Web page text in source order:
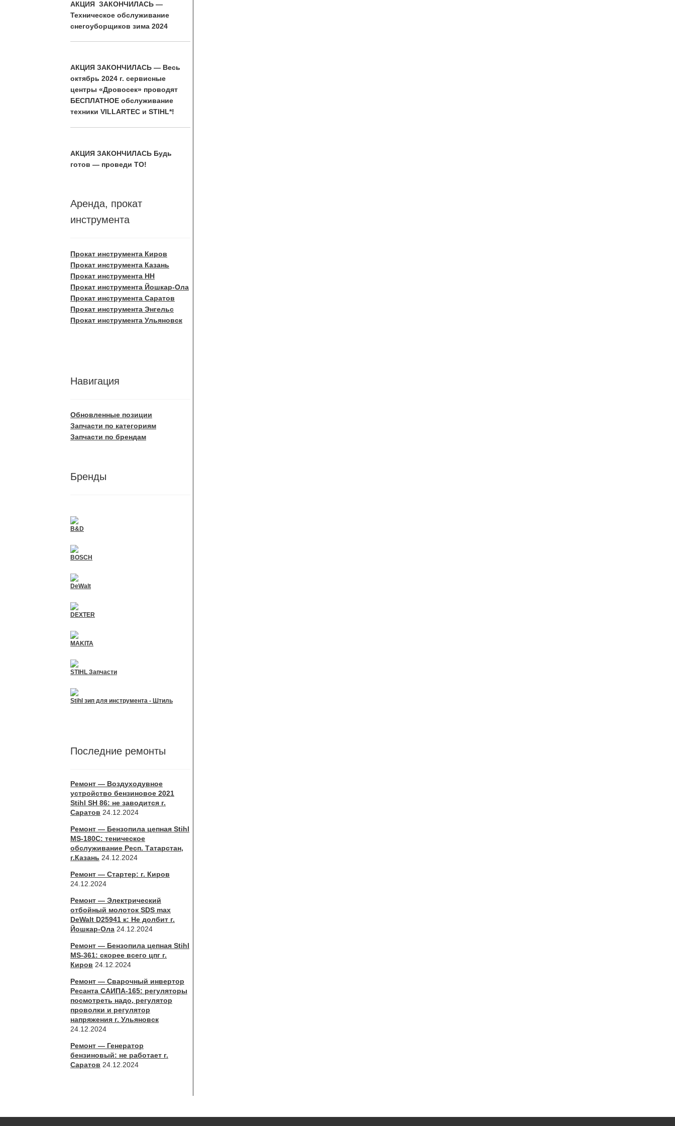
АКЦИЯ ЗАКОНЧИЛАСЬ —
Техническое обслуживание
снегоуборщиков зима 2024
АКЦИЯ ЗАКОНЧИЛАСЬ — Весь
октябрь 2024 г. сервисные
центры «Дровосек» проводят
БЕСПЛАТНОЕ обслуживание
техники VILLARTEC и STIHL*!
АКЦИЯ ЗАКОНЧИЛАСЬ Будь
готов — проведи ТО!
Аренда, прокат
инструмента
Прокат инструмента Киров
Прокат инструмента Казань
Прокат инструмента НН
Прокат инструмента Йошкар-Ола
Прокат инструмента Саратов
Прокат инструмента Энгельс
Прокат инструмента Ульяновск
Навигация
Обновленные позиции
Запчасти по категориям
Запчасти по брендам
Бренды
B&D
BOSCH
DeWalt
DEXTER
MAKITA
STIHL Запчасти
Stihl зип для инструмента - Штиль
Последние ремонты
Ремонт — Воздуходувное
устройство бензиновое 2021
Stihl SH 86: не заводится г.
Саратов 24.12.2024
Ремонт — Бензопила цепная Stihl
MS-180С: теническое
обслуживание Респ. Татарстан,
г.Казань 24.12.2024
Ремонт — Стартер: г. Киров
24.12.2024
Ремонт — Электрический
отбойный молоток SDS max
DeWalt D25941 к: Не долбит г.
Йошкар-Ола 24.12.2024
Ремонт — Бензопила цепная Stihl
MS-361: скорее всего цпг г.
Киров 24.12.2024
Ремонт — Сварочный инвертор
Ресанта САИПА-165: регуляторы
посмотреть надо, регулятор
проволки и регулятор
напряжения г. Ульяновск
24.12.2024
Ремонт — Генератор
бензиновый: не работает г.
Саратов 24.12.2024